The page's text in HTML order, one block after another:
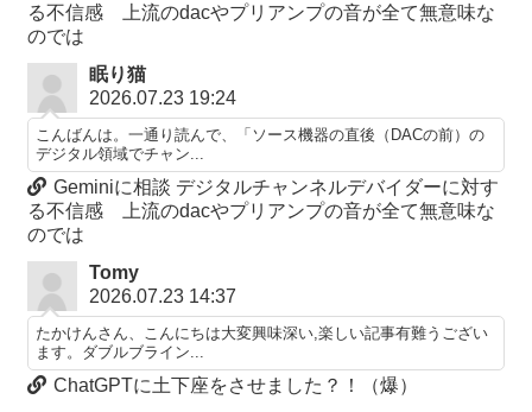
る不信感 上流のdacやプリアンプの音が全て無意味な
のでは
眠り猫
2026.07.23 19:24
こんばんは。一通り読んで、「ソース機器の直後（DACの前）の
デジタル領域でチャン...
Geminiに相談 デジタルチャンネルデバイダーに対す
る不信感 上流のdacやプリアンプの音が全て無意味な
のでは
Tomy
2026.07.23 14:37
たかけんさん、こんにちは大変興味深い,楽しい記事有難うござい
ます。ダブルブライン...
ChatGPTに土下座をさせました？！（爆）